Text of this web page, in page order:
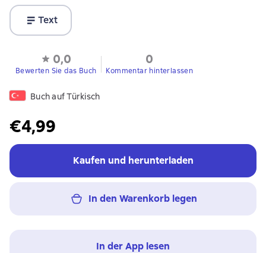
Text
0,0
Bewerten Sie das Buch
0
Kommentar hinterlassen
Buch auf Türkisch
€4,99
Kaufen und herunterladen
In den Warenkorb legen
In der App lesen